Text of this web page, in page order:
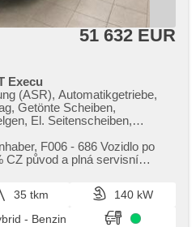
51 632 EUR
Execu
(ASR), Automatikgetriebe,
Getönte Scheiben,
El. Seitenscheiben,
Teilbare
Spiegel, Servolenkung,
höheneinstellbare
Sitze, Lenkrad
mit
F006 ​- 686 Vozidlo po
CZ původ a plná servisní
35 tkm
140 kW
- Benzin